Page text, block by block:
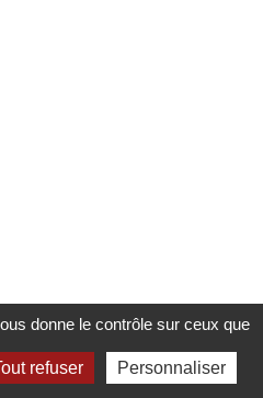
donne le contrôle sur ceux que
refuser Personnaliser